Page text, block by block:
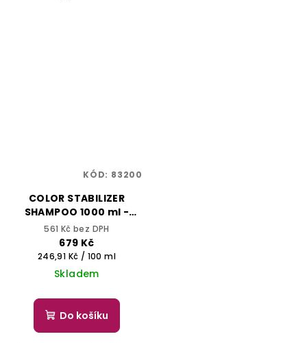
COLOR STABILIZER
SHAMPOO 1000 ml -
ONCARE COLOR BLOCK -
SELECTIVE
PROFESSIONAL
561 Kč bez DPH
679 Kč
Měrná
cena:
246,91 Kč / 100 ml
Skladem
Do košíku
KÓD: 83200